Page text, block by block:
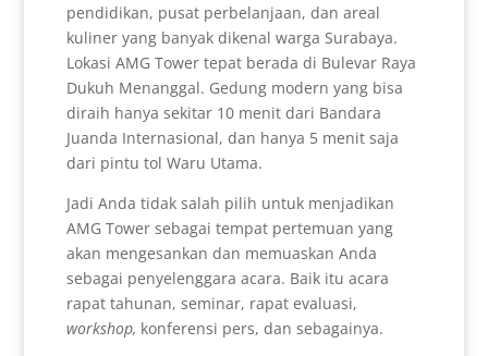
pendidikan, pusat perbelanjaan, dan areal
kuliner yang banyak dikenal warga Surabaya.
Lokasi AMG Tower tepat berada di Bulevar Raya
Dukuh Menanggal. Gedung modern yang bisa
diraih hanya sekitar 10 menit dari Bandara
Juanda Internasional, dan hanya 5 menit saja
dari pintu tol Waru Utama.
Jadi Anda tidak salah pilih untuk menjadikan
AMG Tower sebagai tempat pertemuan yang
akan mengesankan dan memuaskan Anda
sebagai penyelenggara acara. Baik itu acara
rapat tahunan, seminar, rapat evaluasi,
workshop, konferensi pers, dan sebagainya.